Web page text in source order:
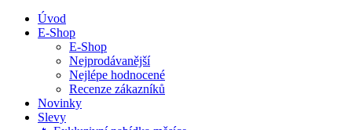
Úvod
E-Shop
E-Shop
Nejprodávanější
Nejlépe hodnocené
Recenze zákazníků
Novinky
Slevy